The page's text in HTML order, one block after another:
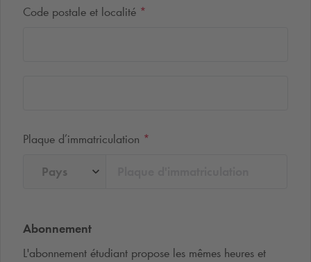
Code postale et localité *
Plaque d’immatriculation *
Pays
Abonnement
L'abonnement étudiant propose les mêmes heures et